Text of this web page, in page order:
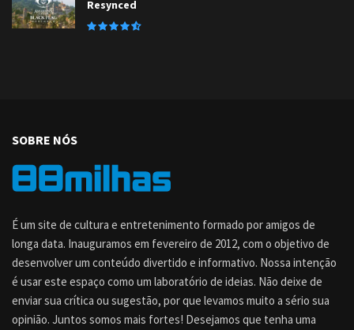
Resynced
SOBRE NÓS
É um site de cultura e entretenimento formado por amigos de
longa data. Inauguramos em fevereiro de 2012, com o objetivo de
desenvolver um conteúdo divertido e informativo. Nossa intenção
é usar este espaço como um laboratório de ideias. Não deixe de
enviar sua crítica ou sugestão, por que levamos muito a sério sua
opinião. Juntos somos mais fortes! Desejamos que tenha uma